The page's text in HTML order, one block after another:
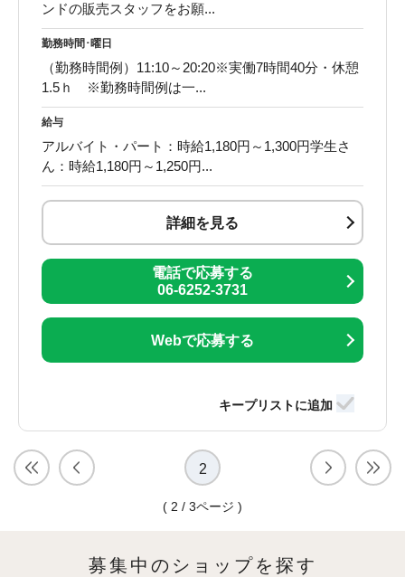
ンドの販売スタッフをお願...
勤務時間･曜日
（勤務時間例）11:10～20:20※実働7時間40分・休憩
1.5ｈ ※勤務時間例は一...
給与
アルバイト・パート：時給1,180円～1,300円学生さ
ん：時給1,180円～1,250円...
詳細を見る
電話で応募する
06-6252-3731
Webで応募する
2
( 2 / 3ページ )
募集中のショップを探す